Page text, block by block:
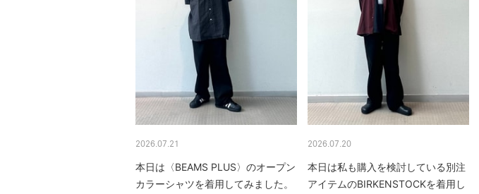
2026.07.21
本日は〈BEAMS PLUS〉のオープン
カラーシャツを着用してみました。
2026.07.20
本日は私も購入を検討している別注
アイテムのBIRKENSTOCKを着用し